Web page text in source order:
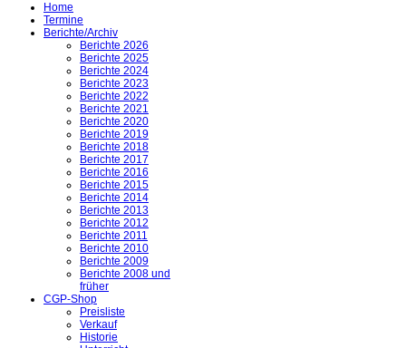
Home
Termine
Berichte/Archiv
Berichte 2026
Berichte 2025
Berichte 2024
Berichte 2023
Berichte 2022
Berichte 2021
Berichte 2020
Berichte 2019
Berichte 2018
Berichte 2017
Berichte 2016
Berichte 2015
Berichte 2014
Berichte 2013
Berichte 2012
Berichte 2011
Berichte 2010
Berichte 2009
Berichte 2008 und
früher
CGP-Shop
Preisliste
Verkauf
Historie